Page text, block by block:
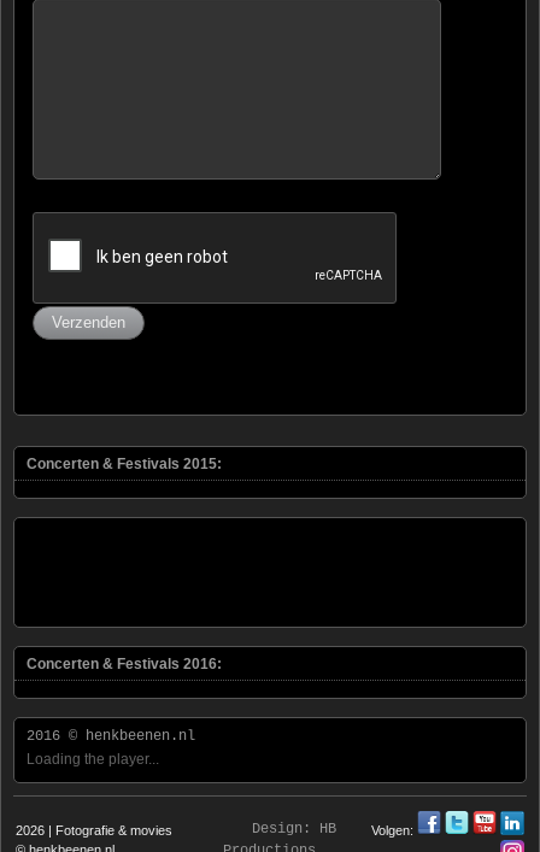
Concerten & Festivals 2015:
Concerten & Festivals 2016:
2016 © henkbeenen.nl
Loading the player...
2026 | Fotografie & movies
Design:
HB
Volgen: